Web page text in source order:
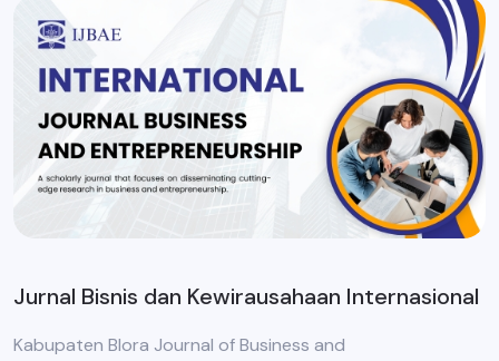
Jurnal Bisnis dan Kewirausahaan Internasional
Kabupaten Blora Journal of Business and